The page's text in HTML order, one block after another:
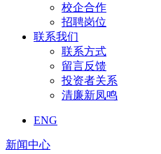
校企合作
招聘岗位
联系我们
联系方式
留言反馈
投资者关系
清廉新凤鸣
ENG
新闻中心